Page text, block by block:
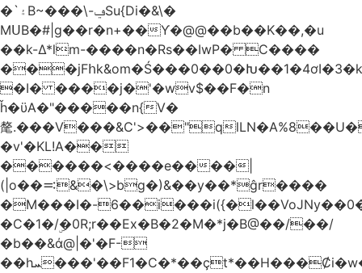
�`۽B~���\-ݠSu{Di�&\�
MՍB�#|g��r�n+��Ƴ�@@��b��K��,�u
��k-Δ*lm-����n�Rs��IwP� C����
�I� ����j�'�wv$��F�n
ȟ�ϋA�"�����n{V�
氂.���V���&C'>��"q
�v'�KL!A��
������<����e����|
(|o��࠺&�\>bg�)&��y��*ĝr����
�M���I�-
�C�1�/ۣ�0R;r��Ex�B�2�M�*j�B@��/��/
�b��&ά@|�'�F-
��hܚ���'��F1�C�*��ҫt*��H���Ȼi�w�_Z���aB����H